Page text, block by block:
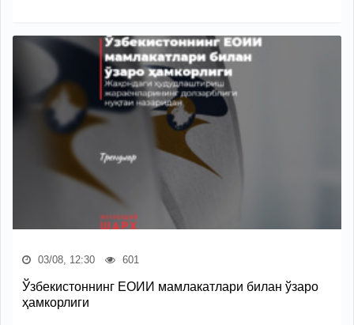
03/08, 12:30 601
Ўзбекистоннинг ЕОИИ мамлакатлари билан ўзаро
ҳамкорлиги